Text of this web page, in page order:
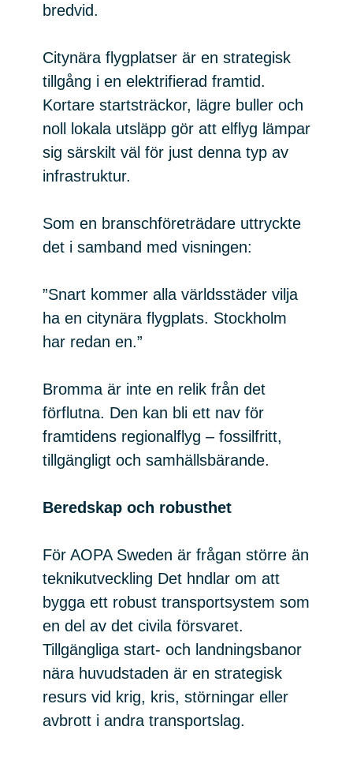
bredvid.
Citynära flygplatser är en strategisk
tillgång i en elektrifierad framtid.
Kortare startsträckor, lägre buller och
noll lokala utsläpp gör att elflyg lämpar
sig särskilt väl för just denna typ av
infrastruktur.
Som en branschföreträdare uttryckte
det i samband med visningen:
”Snart kommer alla världsstäder vilja
ha en citynära flygplats. Stockholm
har redan en.”
Bromma är inte en relik från det
förflutna. Den kan bli ett nav för
framtidens regionalflyg – fossilfritt,
tillgängligt och samhällsbärande.
Beredskap och robusthet
För AOPA Sweden är frågan större än
teknikutveckling Det hndlar om att
bygga ett robust transportsystem som
en del av det civila försvaret.
Tillgängliga start- och landningsbanor
nära huvudstaden är en strategisk
resurs vid krig, kris, störningar eller
avbrott i andra transportslag.